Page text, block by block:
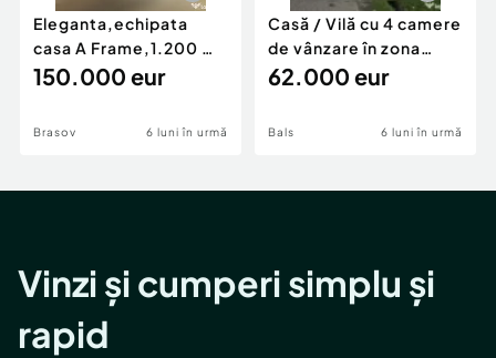
Eleganta,echipata
casa A Frame,1.200 mp
teren,deschidere Pia
150.000 eur
Brasov 6 luni în urmă
Casă / Vilă cu 4 camere
de vânzare în zona
Periferie
62.000 eur
Bals 6 luni în urmă
Vinzi și cumperi simplu și
rapid